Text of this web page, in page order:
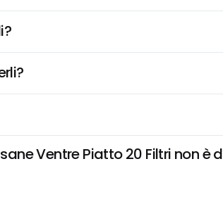
Ventre Piatto 20 Filtri non è